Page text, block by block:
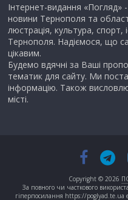
Інтернет-видання «Погляд» -
новини Тернополя та
люстрація, культура,
Тернополя. Надіємося, що
цікавим.
Будемо вдячні за Ваші
тематик для сайту. Ми
інформацію. Також
місті.
Copyright © 2026
За повного чи часткового
гіперпосилання https://poglyad.te.ua є